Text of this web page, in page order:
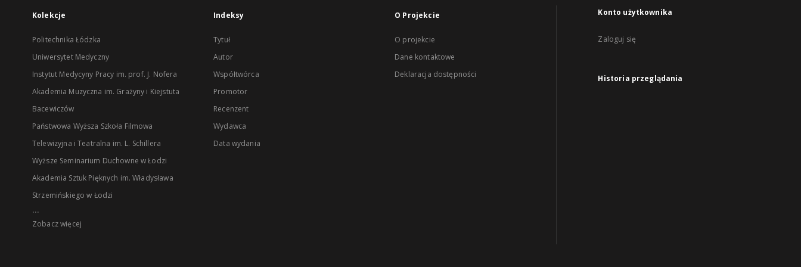
Kolekcje
Politechnika Łódzka
Uniwersytet Medyczny
Instytut Medycyny Pracy im. prof. J. Nofera
Akademia Muzyczna im. Grażyny i Kiejstuta
Bacewiczów
Państwowa Wyższa Szkoła Filmowa
Telewizyjna i Teatralna im. L. Schillera
Wyższe Seminarium Duchowne w Łodzi
Akademia Sztuk Pięknych im. Władysława
Strzemińskiego w Łodzi
...
Zobacz więcej
Indeksy
Tytuł
Autor
Współtwórca
Promotor
Recenzent
Wydawca
Data wydania
O Projekcie
O projekcie
Dane kontaktowe
Deklaracja dostępności
Konto użytkownika
Zaloguj się
Historia przeglądania